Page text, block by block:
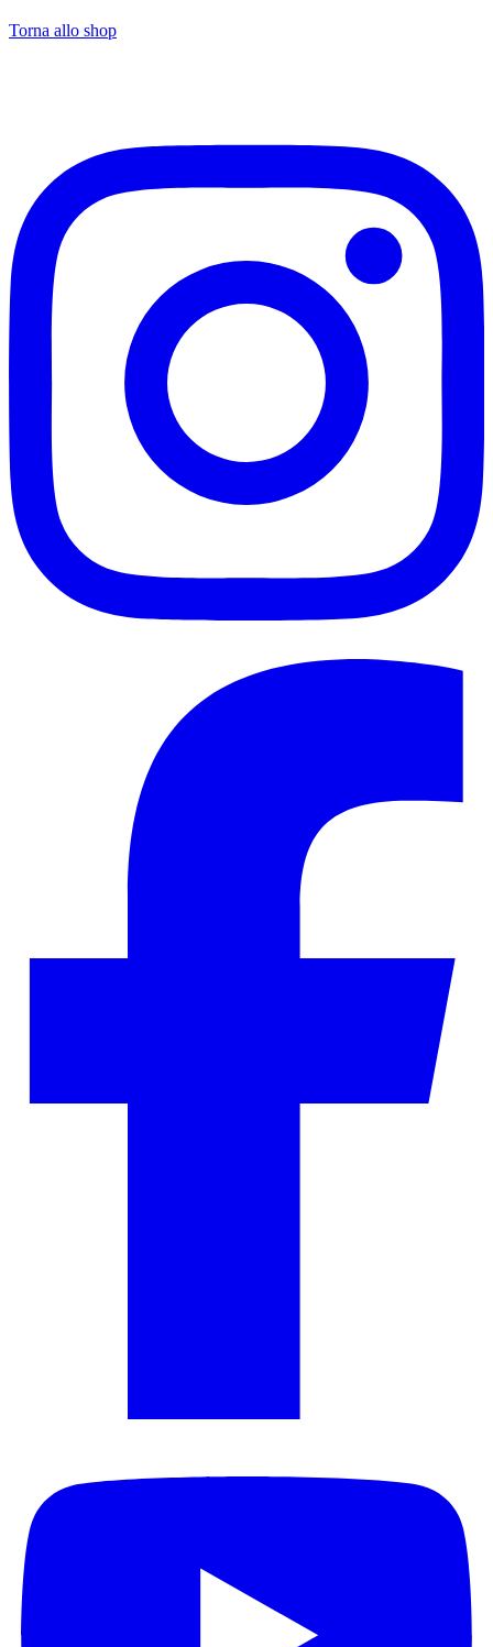
Torna allo shop